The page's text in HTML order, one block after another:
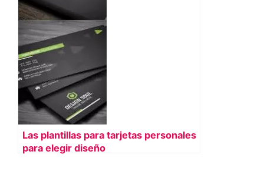
Las plantillas para tarjetas personales
para elegir diseño